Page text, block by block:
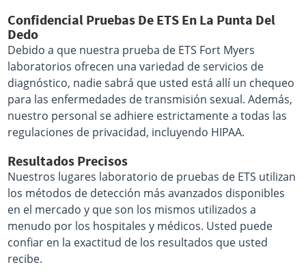
Confidencial Pruebas De ETS En La Punta Del
Dedo
Debido a que nuestra prueba de ETS Fort Myers
laboratorios ofrecen una variedad de servicios de
diagnóstico, nadie sabrá que usted está allí un chequeo
para las enfermedades de transmisión sexual. Además,
nuestro personal se adhiere estrictamente a todas las
regulaciones de privacidad, incluyendo HIPAA.
Resultados Precisos
Nuestros lugares laboratorio de pruebas de ETS utilizan
los métodos de detección más avanzados disponibles
en el mercado y que son los mismos utilizados a
menudo por los hospitales y médicos. Usted puede
confiar en la exactitud de los resultados que usted
recibe.